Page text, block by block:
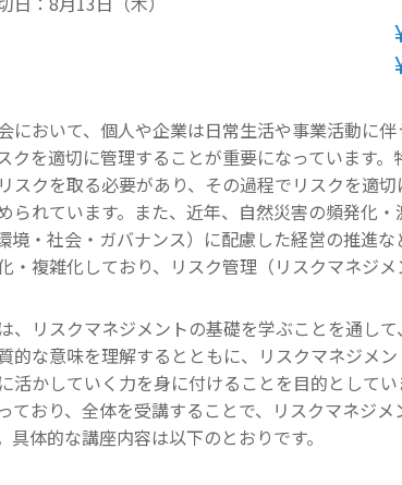
において、個人や企業は日常生活や事業活動に
クを適切に管理することが重要になっています
スクを取る必要があり、その過程でリスクを適
られています。また、近年、自然災害の頻発化・
境・社会・ガバナンス）に配慮した経営の推進
・複雑化しており、リスク管理（リスクマネジメ
、リスクマネジメントの基礎を学ぶことを通し
的な意味を理解するとともに、リスクマネジメ
活かしていく力を身に付けることを目的として
ており、全体を受講することで、リスクマネジ
具体的な講座内容は以下のとおりです。